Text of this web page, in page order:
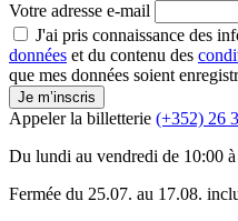
Votre adresse e-mail
J'ai pris connaissance des
données et du contenu des
que mes données soient
Je m’inscris
Appeler la billetterie (+352) 26
Du lundi au vendredi de 10:00
Fermée du 25.07. au 17.08.